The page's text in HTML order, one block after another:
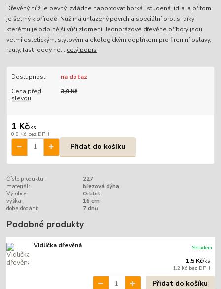
Dřevěný nůž je pevný, zvládne naporcovat horká i studená jídla, a přitom
je šetrný k přírodě. Nůž má uhlazený povrch a speciální prolis, díky
kterému je odolnější vůči zlomení. Jednorázové dřevěné příbory jsou
velmi estetickým, stylovým a ekologickým doplňkem pro firemní oslavy,
rauty, fast foody ne... celý popis
Dostupnost
na dotaz
Cena před
slevou
3,9 Kč
1 Kč/ks
0,8 Kč bez DPH
Přidat do košíku
Číslo produktu:
227
materiál:
březová dýha
Výrobce:
Orlibit
výška:
16 cm
doba dodání:
7 dnů
Podobné produkty
Vidlička dřevěná
1,5 Kč/ks
1,2 Kč bez DPH
Skladem
Přidat do košíku